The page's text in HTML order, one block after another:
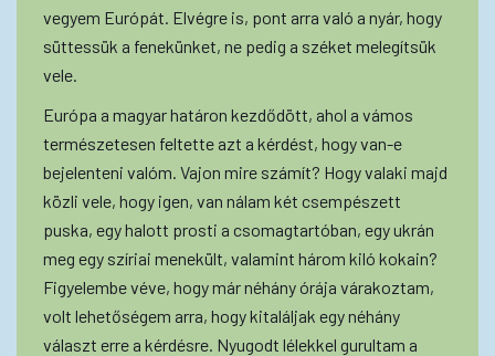
vegyem Európát. Elvégre is, pont arra való a nyár, hogy
süttessük a fenekünket, ne pedig a széket melegítsük
vele.
Európa a magyar határon kezdődött, ahol a vámos
természetesen feltette azt a kérdést, hogy van-e
bejelenteni valóm. Vajon mire számít? Hogy valaki majd
közli vele, hogy igen, van nálam két csempészett
puska, egy halott prosti a csomagtartóban, egy ukrán
meg egy szíriai menekült, valamint három kiló kokain?
Figyelembe véve, hogy már néhány órája várakoztam,
volt lehetőségem arra, hogy kitaláljak egy néhány
választ erre a kérdésre. Nyugodt lélekkel gurultam a